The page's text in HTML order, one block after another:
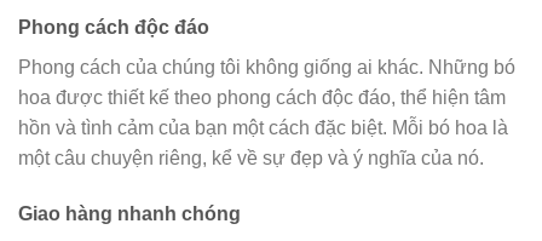
Phong cách độc đáo
Phong cách của chúng tôi không giống ai khác. Những bó
hoa được thiết kế theo phong cách độc đáo, thể hiện tâm
hồn và tình cảm của bạn một cách đặc biệt. Mỗi bó hoa là
một câu chuyện riêng, kể về sự đẹp và ý nghĩa của nó.
Giao hàng nhanh chóng